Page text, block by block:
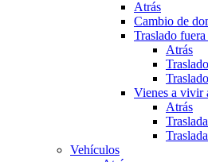
Atrás
Cambio de
Traslado fuera
Atrás
Vienes a vivir
Atrás
Vehículos